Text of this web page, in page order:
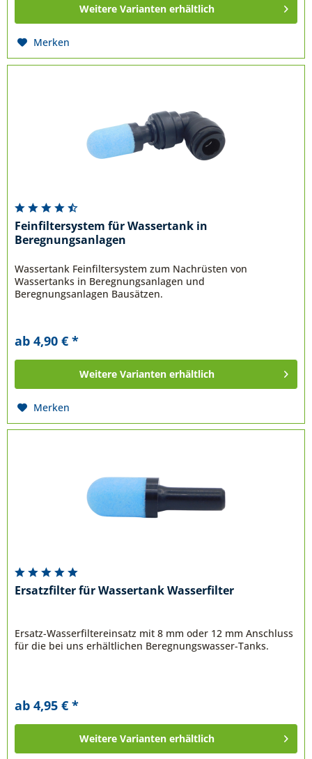
Weitere Varianten erhältlich
Merken
Feinfiltersystem für Wassertank in
Beregnungsanlagen
Wassertank Feinfiltersystem zum Nachrüsten von
Wassertanks in Beregnungsanlagen und
Beregnungsanlagen Bausätzen.
ab 4,90 € *
Weitere Varianten erhältlich
Merken
Ersatzfilter für Wassertank Wasserfilter
Ersatz-Wasserfiltereinsatz mit 8 mm oder 12 mm Anschluss
für die bei uns erhältlichen Beregnungswasser-Tanks.
ab 4,95 € *
Weitere Varianten erhältlich